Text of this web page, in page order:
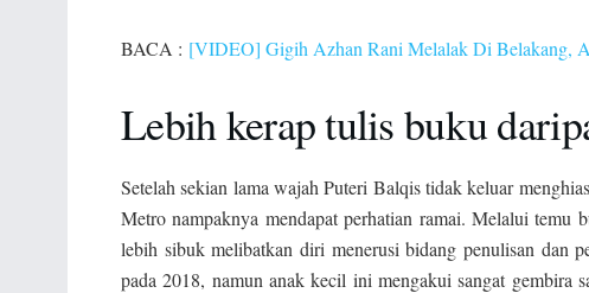
BACA : [VIDEO] Gigih Azhan Rani Melalak Di Belakang,
Lebih kerap tulis buku
Setelah sekian lama wajah Puteri Balqis tidak keluar
Metro nampaknya mendapat perhatian ramai. Melalui temu
lebih sibuk melibatkan diri menerusi bidang penulisan dan
pada 2018, namun anak kecil ini mengakui sangat gembira